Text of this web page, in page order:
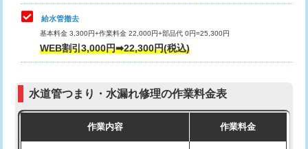
マス交換（深さ50㎝以上）
コンクリート斫り（厚さ10㎝まで）
モルタル補修（厚さ10㎝超え） 38,500円
その他部品の脱着
交換・取付（タンク）
式）)
式・ワンホール）)
給水管撤去
基本料金 3,300円+作業料金 22,000円+部品代 0円=25,300円
WEB割引3,000円➡22,300円(税込)
水道管つまり・水漏れ修理の作業料金表
作業内容 作業料金